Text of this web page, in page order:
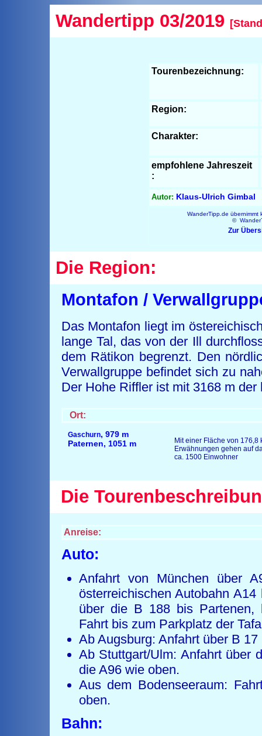
Wandertipp 03/2019
Tourenbezeichnung:
Region:
Charakter:
empfohlene Jahreszeit
:
Autor: Klaus-Ulrich Gimbal
WanderTipp.de übernimmt
©
Zur
Die Region:
Montafon /
Das Montafon liegt im
lange Tal, das von der Ill
dem Rätikon begrenzt. Den
Verwallgruppe befindet sich zu
Der Hohe Riffler ist mit 3168 m
Ort:
Gaschurn, 979 m
Paternen, 1051 m
Mit einer Fläche von 176,8
Erwähnungen gehen auf
ca. 1500 Einwohner
Die
Anreise:
Auto:
Anfahrt von München über
österreichischen Autobahn
über die B 188 bis Partenen,
Fahrt bis zum Parkplatz der
Ab Augsburg: Anfahrt über B
Ab Stuttgart/Ulm: Anfahrt über
die A96 wie oben.
Aus dem Bodenseeraum:
oben.
Bahn: